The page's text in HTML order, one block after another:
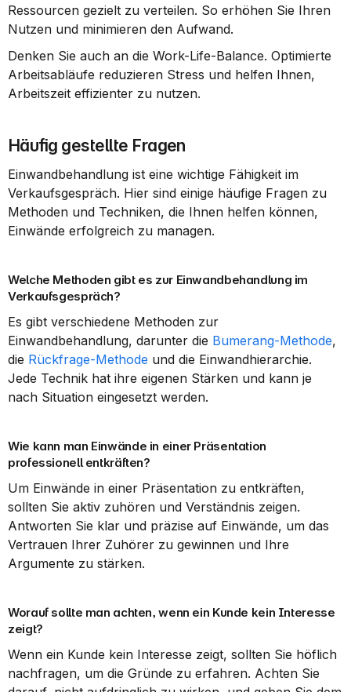
Ressourcen gezielt zu verteilen. So erhöhen Sie Ihren
Nutzen und minimieren den Aufwand.
Denken Sie auch an die Work-Life-Balance. Optimierte
Arbeitsabläufe reduzieren Stress und helfen Ihnen,
Arbeitszeit effizienter zu nutzen.
Häufig gestellte Fragen
Einwandbehandlung ist eine wichtige Fähigkeit im
Verkaufsgespräch. Hier sind einige häufige Fragen zu
Methoden und Techniken, die Ihnen helfen können,
Einwände erfolgreich zu managen.
Welche Methoden gibt es zur Einwandbehandlung im
Verkaufsgespräch?
Es gibt verschiedene Methoden zur
Einwandbehandlung, darunter die Bumerang-Methode,
die Rückfrage-Methode und die Einwandhierarchie.
Jede Technik hat ihre eigenen Stärken und kann je
nach Situation eingesetzt werden.
Wie kann man Einwände in einer Präsentation
professionell entkräften?
Um Einwände in einer Präsentation zu entkräften,
sollten Sie aktiv zuhören und Verständnis zeigen.
Antworten Sie klar und präzise auf Einwände, um das
Vertrauen Ihrer Zuhörer zu gewinnen und Ihre
Argumente zu stärken.
Worauf sollte man achten, wenn ein Kunde kein Interesse
zeigt?
Wenn ein Kunde kein Interesse zeigt, sollten Sie höflich
nachfragen, um die Gründe zu erfahren. Achten Sie